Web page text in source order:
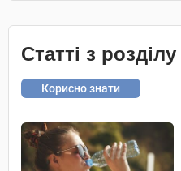
Статті з розділу
Корисно знати